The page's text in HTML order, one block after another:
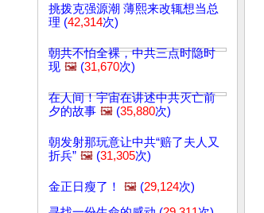
挑拨克强源潮 薄熙来改辄想当总
理 (42,314次)
朝共不怕全裸，中共三点时隐时
现 🖼️ (31,670次)
在人间！宇宙在讲述中共灭亡前
夕的故事 🖼️ (35,880次)
朝发射那玩意让中共“赔了夫人又
折兵” 🖼️ (31,305次)
金正日瘦了！ 🖼️ (29,124次)